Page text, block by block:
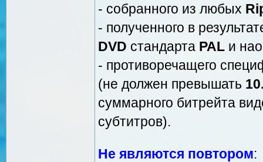
- собранного из любых
- полученного в
DVD стандарта PAL и
- противоречащего
(не должен превышать
суммарного битрейта
субтитров).
Не являются повтором: